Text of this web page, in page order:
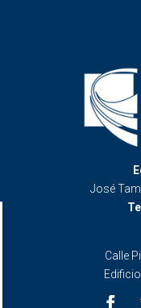
José
Calle